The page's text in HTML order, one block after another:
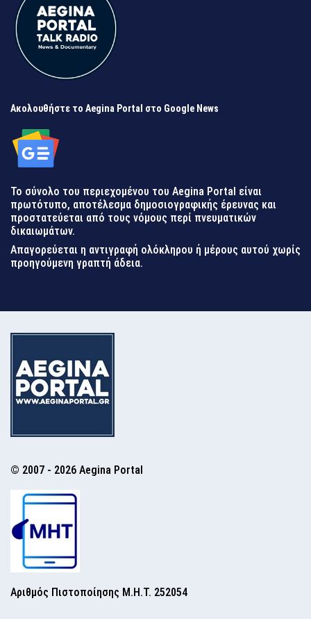
Ακολουθήστε το Aegina Portal στο Google News
Το σύνολο του περιεχομένου του Aegina Portal είναι
πρωτότυπο, αποτέλεσμα δημοσιογραφικής έρευνας και
προστατεύεται από τους νόμους περί πνευματικών
δικαιωμάτων.
Απαγορεύεται η αντιγραφή ολόκληρου ή μέρους αυτού χωρίς
προηγούμενη γραπτή άδεια.
© 2007 - 2026 Aegina Portal
Αριθμός Πιστοποίησης Μ.Η.Τ. 252054